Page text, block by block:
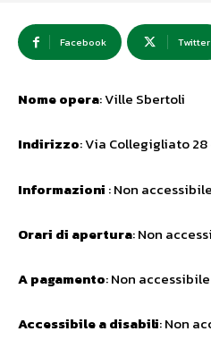
Facebook Twitter
Nome opera: Ville Sbertoli
Indirizzo: Via Collegigliato 28
Informazioni : Non
Orari di apertura: Non
A pagamento: Non
Accessibile a disabili: Non